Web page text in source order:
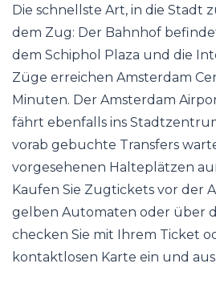
Die schnellste Art, in die Stadt
dem Zug: Der Bahnhof
dem Schiphol Plaza und die
Züge erreichen Amsterdam
Minuten. Der Amsterdam
fährt ebenfalls ins
vorab gebuchte Transfers
vorgesehenen Halteplätzen
Kaufen Sie Zugtickets vor der
gelben Automaten oder über
checken Sie mit Ihrem Ticket
kontaktlosen Karte ein und aus.